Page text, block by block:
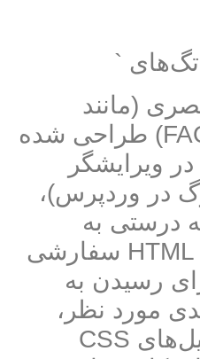
تگ‌های `
(مانند
اینفوگرافیک‌ها و FAQ) طراحی شده
ویرایشگر
در وردپرس)،
درستی به
بلوک‌های عنوان و HTML سفارشی
رسیدن به
مورد نظر،
نیاز است که استایل‌های CSS